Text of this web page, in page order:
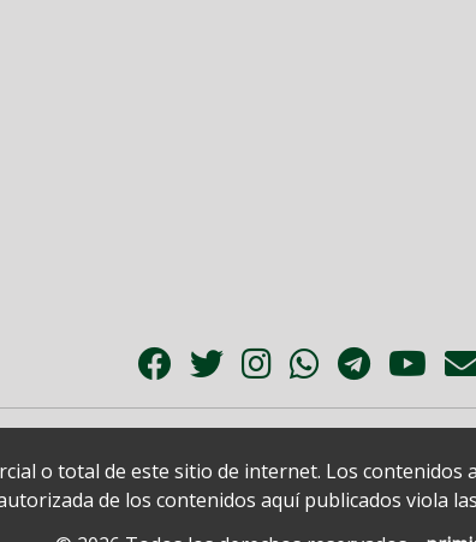
o total de este sitio de internet. Los
de los contenidos aquí publicados viola